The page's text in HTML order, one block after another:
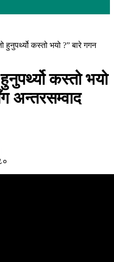
हुनुपर्थ्यो कस्तो भयो ?” बारे गगन
कस्तो भयो
अन्तरसम्वाद